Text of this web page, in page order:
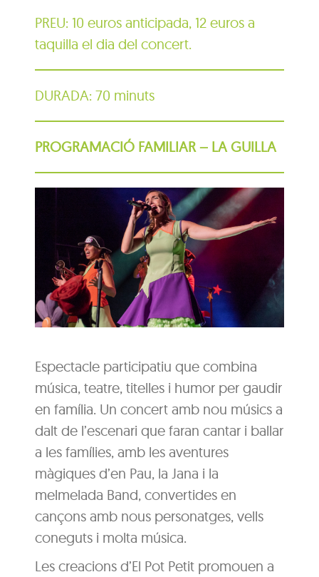
PREU: 10 euros anticipada, 12 euros a
taquilla el dia del concert.
DURADA: 70 minuts
PROGRAMACIÓ FAMILIAR – LA GUILLA
Espectacle participatiu que combina
música, teatre, titelles i humor per gaudir
en família. Un concert amb nou músics a
dalt de l’escenari que faran cantar i ballar
a les famílies, amb les aventures
màgiques d’en Pau, la Jana i la
melmelada Band, convertides en
cançons amb nous personatges, vells
coneguts i molta música.
Les creacions d’El Pot Petit promouen a